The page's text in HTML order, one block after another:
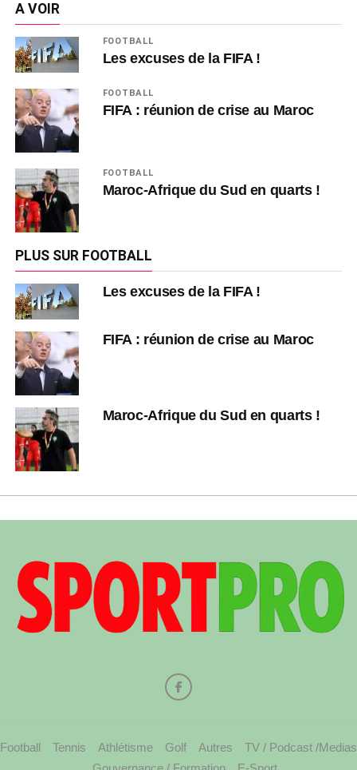
A VOIR
FOOTBALL
Les excuses de la FIFA !
FOOTBALL
FIFA : réunion de crise au Maroc
FOOTBALL
Maroc-Afrique du Sud en quarts !
PLUS SUR FOOTBALL
Les excuses de la FIFA !
FIFA : réunion de crise au Maroc
Maroc-Afrique du Sud en quarts !
Football Tennis Athlétisme Golf Autres
TV / Podcast /Medias